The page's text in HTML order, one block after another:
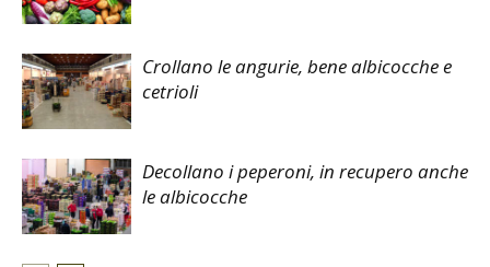
Crollano le angurie, bene albicocche e
cetrioli
Decollano i peperoni, in recupero anche
le albicocche